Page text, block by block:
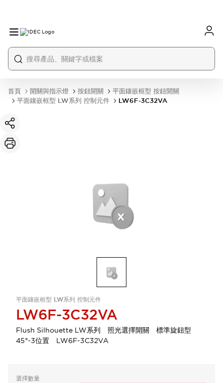
首頁 開關與指示燈 按鈕開關
平面鑲嵌框型 按鈕開關
平面鑲嵌框型 LW系列 控制元件
LW6F-3C32VA
平面鑲嵌框型 LW系列 控制元件
LW6F-3C32VA
Flush Silhouette LW系列 照光選擇開關 標準旋鈕型
45°-3位置 LW6F-3C32VA
選擇數量